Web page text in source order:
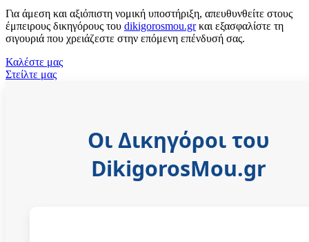
Για άμεση και αξιόπιστη νομική υποστήριξη, απευθυνθείτε στους
έμπειρους δικηγόρους του dikigorosmou.grκαι εξασφαλίστε τη
σιγουριά που χρειάζεστε στην επόμενη επένδυσή σας.
Καλέστε μας
Στείλτε μας
Οι Δικηγόροι του
DikigorosMou.gr